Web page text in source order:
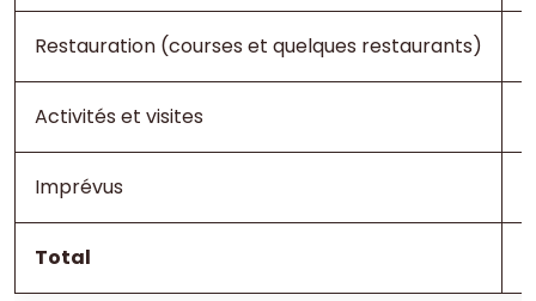
Restauration (courses et quelques restaurants)
Activités et visites
Imprévus
Total